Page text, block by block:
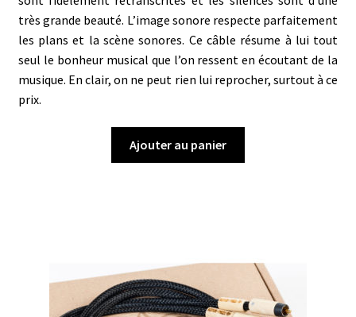
très grande beauté. L’image sonore respecte parfaitement
les plans et la scène sonores. Ce câble résume à lui tout
seul le bonheur musical que l’on ressent en écoutant de la
musique. En clair, on ne peut rien lui reprocher, surtout à ce
prix.
Ajouter au panier